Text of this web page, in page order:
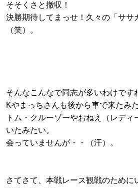
そそくさと撤収！
決勝期待してまっせ！久々の「ササ
（笑）。
そんなこんなで同志が多いわけです
Kやまっちさんも後から車で来たみ
トム・クルーゾーやおねえ（レディ
いたみたい。
会っていませんが・・（汗）。
さてさて、本戦レース観戦のために